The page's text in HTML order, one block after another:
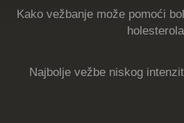
Kako vežbanje može pomoći
Najbolje vežbe niskog